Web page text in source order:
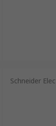
Schneider